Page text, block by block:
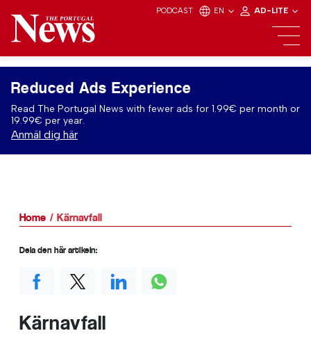
PODCAST EN AD-LITE
Reduced Ads Experience
Read The Portugal News with fewer ads for 1.99€ per month or
19.99€ per year.
Anmäl dig här
Home Kärnavfall
Kärnavfall
Dela den här artikeln: